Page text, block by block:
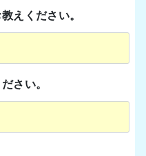
えください。
さい。